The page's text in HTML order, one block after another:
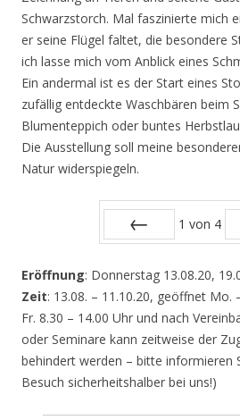
Schwarzstorch. Mal faszinierte mich
er seine Flügel faltet, die besondere
ich lasse mich vom Anblick eines
Ein andermal ist es der Start eines
zufällig entdeckte Waschbären beim
Blumenteppich oder buntes
Die Ausstellung soll meine
Natur widerspiegeln.
1 von 4
Eröffnung: Donnerstag 13.08.20,
Zeit: 13.08. – 11.10.20, geöffnet Mo.
Fr. 8.30 – 14.00 Uhr und nach
oder Seminare kann zeitweise der
behindert werden – bitte informieren
Besuch sicherheitshalber bei uns!)